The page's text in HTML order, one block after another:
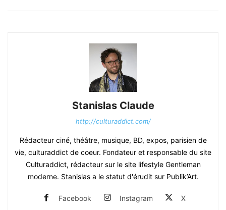
Stanislas Claude
http://culturaddict.com/
Rédacteur ciné, théâtre, musique, BD, expos, parisien de
vie, culturaddict de coeur. Fondateur et responsable du site
Culturaddict, rédacteur sur le site lifestyle Gentleman
moderne. Stanislas a le statut d'érudit sur Publik’Art.
Facebook Instagram X